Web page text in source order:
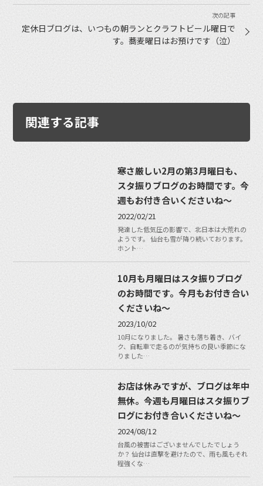
定休日ブログは、いつもの朝ランとクラフトビール曜日で
す。蕎麦曜日はお預けです（泣）
関連する記事
寒さ厳しい2月の第3月曜日も、
スタ振りブログのお時間です。今
週もお付き合いくださいね〜
2022/02/21
発達した低気圧の影響で、北日本は大荒れの
ようです。 仙台も雪が降り続いております。
ホント…
10月も月曜日はスタ振りブログ
のお時間です。今月もお付き合い
くださいね〜
2023/10/02
10月になりました。 暑さも落ち着き、バイ
ク、自転車で走るのが気持ちの良い季節にな
りました…
お店は休みですが、ブログは年中
無休。今週も月曜日はスタ振りブ
ログにお付き合いくださいね〜
2024/08/12
台風の被害はございませんでしたでしょう
か？ 仙台は直撃を避けたので、雨も風もそれ
程強くな…